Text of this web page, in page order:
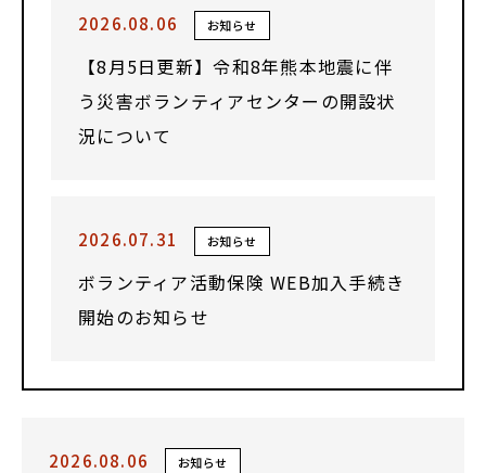
2026.08.06 お知らせ
【8月5日更新】令和8年熊本地震に伴
う災害ボランティアセンターの開設状
況について
2026.07.31 お知らせ
ボランティア活動保険 WEB加入手続き
開始のお知らせ
2026.08.06 お知らせ